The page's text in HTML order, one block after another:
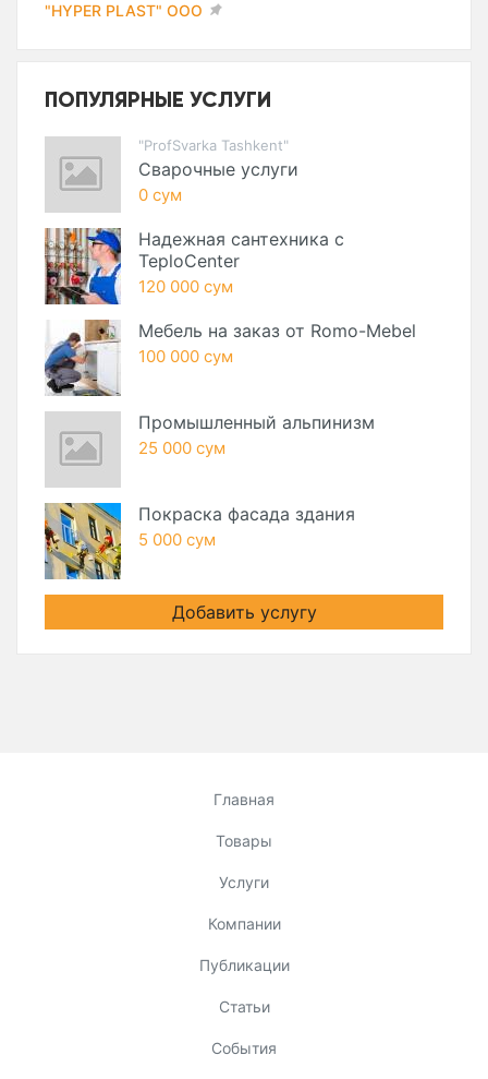
"HYPER PLAST" ООО
ПОПУЛЯРНЫЕ УСЛУГИ
"ProfSvarka Tashkent"
Сварочные услуги
0 сум
Надежная сантехника с
TeploCenter
120 000 сум
Мебель на заказ от Romo-Mebel
100 000 сум
Промышленный альпинизм
25 000 сум
Покраска фасада здания
5 000 сум
Добавить услугу
Главная
Товары
Услуги
Компании
Публикации
Статьи
События